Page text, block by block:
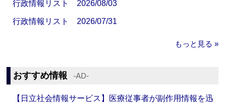
行政情報リスト 2026/08/03
行政情報リスト 2026/07/31
もっと見る »
おすすめ情報 ‐AD‐
【日立社会情報サービス】医療従事者が副作用情報を迅